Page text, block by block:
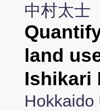
中村太士
land
Ishikari
Hokkaido